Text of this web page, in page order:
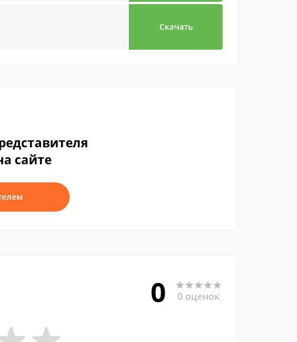
Скачать
сайте
0 0 оценок